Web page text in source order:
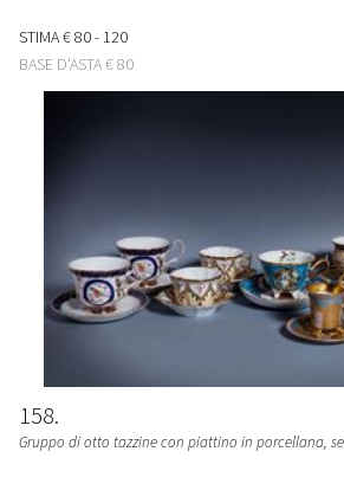
STIMA€ 80 - 120
BASE D'ASTA€ 80
158
Gruppo di otto tazzine con piattino in porcellana,